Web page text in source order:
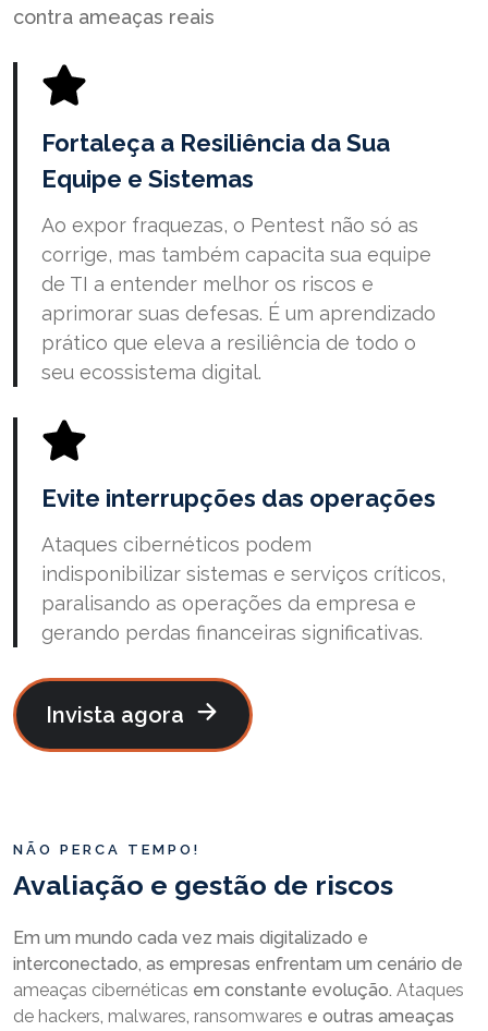
contra ameaças reais
Fortaleça a Resiliência da Sua
Equipe e Sistemas
Ao expor fraquezas, o Pentest não só as
corrige, mas também capacita sua equipe
de TI a entender melhor os riscos e
aprimorar suas defesas. É um aprendizado
prático que eleva a resiliência de todo o
seu ecossistema digital.
Evite interrupções das operações
Ataques cibernéticos podem
indisponibilizar sistemas e serviços críticos,
paralisando as operações da empresa e
gerando perdas financeiras significativas.
Invista agora
NÃO PERCA TEMPO!
Avaliação e gestão de riscos
Em um mundo cada vez mais digitalizado e
interconectado, as empresas enfrentam um cenário de
ameaças cibernéticas em constante evolução. Ataques
de hackers, malwares, ransomwares e outras ameaças